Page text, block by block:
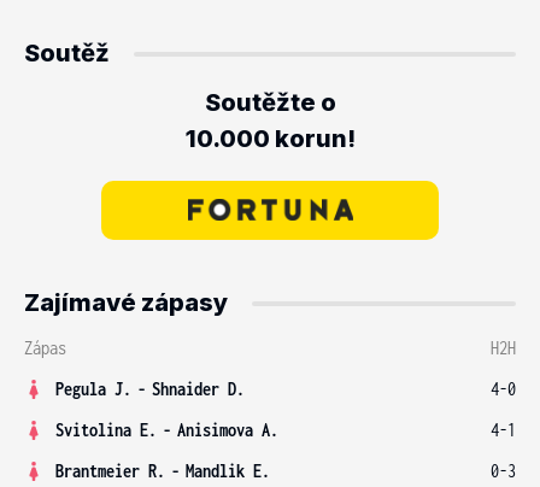
Soutěž
Soutěžte o
10.000 korun!
Zajímavé zápasy
Zápas
H2H
Pegula J. - Shnaider D.
4-0
Svitolina E. - Anisimova A.
4-1
Brantmeier R. - Mandlik E.
0-3